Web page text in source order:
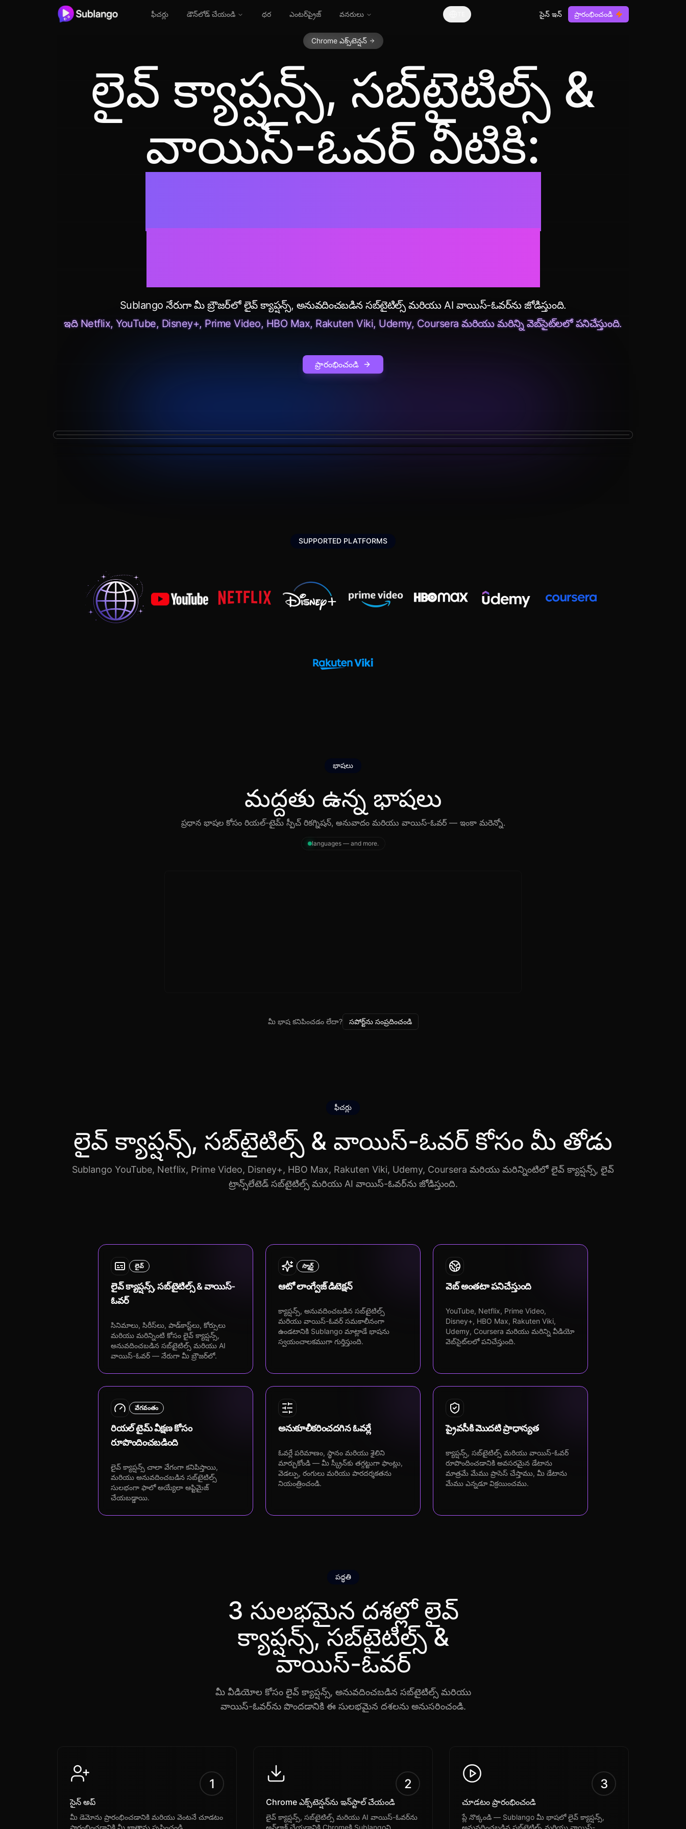
ఫీచర్లు డౌన్‌లోడ్ చేయండి ధర ఎంటర్‌ప్రైజ్ వనరులు సైన్ ఇన్ ప్రారంభించండి
Chrome ఎక్స్‌టెన్షన్
లైవ్ క్యాప్షన్స్, సబ్‌టైటిల్స్ &
వాయిస్-ఓవర్ వీటికి:
Sublango నేరుగా మీ బ్రౌజర్‌లో లైవ్ క్యాప్షన్స్, అనువదించబడిన సబ్‌టైటిల్స్ మరియు AI వాయిస్-ఓవర్‌ను జోడిస్తుంది.
ఇది Netflix, YouTube, Disney+, Prime Video, HBO Max, Rakuten Viki, Udemy, Coursera మరియు మరిన్ని వెబ్‌సైట్‌లలో పనిచేస్తుంది.
ప్రారంభించండి
SUPPORTED PLATFORMS
భాషలు
మద్దతు ఉన్న భాషలు
ప్రధాన భాషల కోసం రియల్-టైమ్ స్పీచ్ రికగ్నిషన్, అనువాదం మరియు వాయిస్-ఓవర్ — ఇంకా మరెన్నో.
languages — and more.
మీ భాష కనిపించడం లేదా? సపోర్ట్‌ను సంప్రదించండి
ఫీచర్లు
లైవ్ క్యాప్షన్స్, సబ్‌టైటిల్స్ & వాయిస్-ఓవర్ కోసం మీ తోడు
Sublango YouTube, Netflix, Prime Video, Disney+, HBO Max, Rakuten Viki, Udemy, Coursera మరియు మరిన్నింటిలో లైవ్ క్యాప్షన్స్, లైవ్
ట్రాన్స్‌లేటెడ్ సబ్‌టైటిల్స్ మరియు AI వాయిస్-ఓవర్‌ను జోడిస్తుంది.
లైవ్
లైవ్ క్యాప్షన్స్, సబ్‌టైటిల్స్ & వాయిస్-
ఓవర్
సినిమాలు, సిరీస్‌లు, పాడ్‌కాస్ట్‌లు, కోర్సులు
మరియు మరిన్నింటి కోసం లైవ్ క్యాప్షన్స్,
అనువదించబడిన సబ్‌టైటిల్స్ మరియు AI
వాయిస్-ఓవర్ — నేరుగా మీ బ్రౌజర్‌లో.
స్మార్ట్
ఆటో లాంగ్వేజ్ డిటెక్షన్
క్యాప్షన్స్, అనువదించబడిన సబ్‌టైటిల్స్
మరియు వాయిస్-ఓవర్ సమకాలీనంగా
ఉండటానికి Sublango మాట్లాడే భాషను
స్వయంచాలకముగా గుర్తిస్తుంది.
వెబ్ అంతటా పనిచేస్తుంది
YouTube, Netflix, Prime Video,
Disney+, HBO Max, Rakuten Viki,
Udemy, Coursera మరియు మరిన్ని వీడియో
వెబ్‌సైట్‌లలో పనిచేస్తుంది.
వేగవంతం
రియల్ టైమ్ వీక్షణ కోసం
రూపొందించబడింది
లైవ్ క్యాప్షన్స్ చాలా వేగంగా కనిపిస్తాయి,
మరియు అనువదించబడిన సబ్‌టైటిల్స్
సులభంగా ఫాలో అయ్యేలా ఆప్టిమైజ్
చేయబడ్డాయి.
అనుకూలీకరించదగిన ఓవర్లే
ఓవర్లే పరిమాణం, స్థానం మరియు శైలిని
మార్చుకోండి — మీ స్క్రీన్‌కు తగ్గట్టుగా ఫాంట్లు,
వెడల్పు, రంగులు మరియు పారదర్శకతను
నియంత్రించండి.
ప్రైవసీకి మొదటి ప్రాధాన్యత
క్యాప్షన్స్, సబ్‌టైటిల్స్ మరియు వాయిస్-ఓవర్
రూపొందించడానికి అవసరమైన డేటాను
మాత్రమే మేము ప్రాసెస్ చేస్తాము, మీ డేటాను
మేము ఎన్నడూ విక్రయించము.
పద్ధతి
3 సులభమైన దశల్లో లైవ్
క్యాప్షన్స్, సబ్‌టైటిల్స్ &
వాయిస్-ఓవర్
మీ వీడియోల కోసం లైవ్ క్యాప్షన్స్, అనువదించబడిన సబ్‌టైటిల్స్ మరియు
వాయిస్-ఓవర్‌ను పొందడానికి ఈ సులభమైన దశలను అనుసరించండి.
1
సైన్ అప్
మీ డెమోను ప్రారంభించడానికి మరియు వెంటనే చూడటం
ప్రారంభించడానికి మీ ఖాతాను సృష్టించండి.
2
Chrome ఎక్స్‌టెన్షన్‌ను ఇన్‌స్టాల్ చేయండి
లైవ్ క్యాప్షన్స్, సబ్‌టైటిల్స్ మరియు AI వాయిస్-ఓవర్‌ను
అన్‌లాక్ చేయడానికి Chromeకి Sublangoని
3
చూడటం ప్రారంభించండి
ప్లే నొక్కండి — Sublango మీ భాషలో లైవ్ క్యాప్షన్స్,
అనువదించబడిన సబ్‌టైటిల్స్ మరియు వాయిస్-